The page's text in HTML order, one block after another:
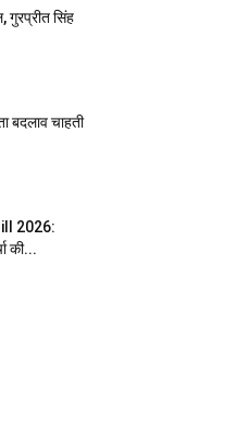
गुरप्रीत सिंह
बदलाव चाहती
2026:
की...